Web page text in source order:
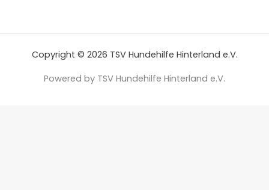
Copyright © 2026 TSV Hundehilfe Hinterland e.V.
Powered by TSV Hundehilfe Hinterland e.V.